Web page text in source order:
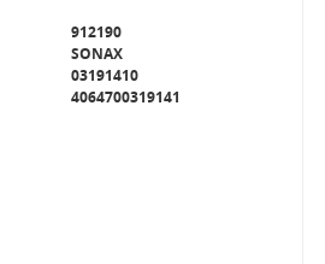
912190
SONAX
03191410
4064700319141